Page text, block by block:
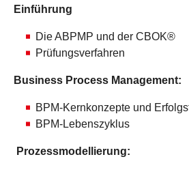
Einführung
Die ABPMP und der CBOK®
Prüfungsverfahren
Business Process Management:
BPM-Kernkonzepte und
BPM-Lebenszyklus
Prozessmodellierung: